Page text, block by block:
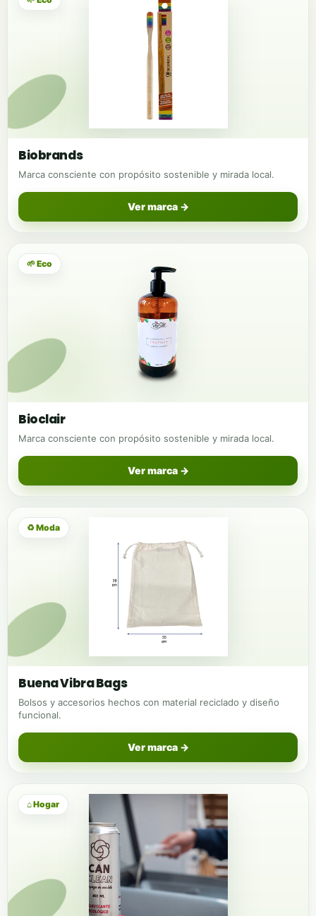
Biobrands
Marca consciente con propósito sostenible y mirada local.
Ver marca →
🌱 Eco
Bioclair
Marca consciente con propósito sostenible y mirada local.
Ver marca →
♻ Moda
Buena Vibra Bags
Bolsos y accesorios hechos con material reciclado y diseño
funcional.
Ver marca →
⌂ Hogar